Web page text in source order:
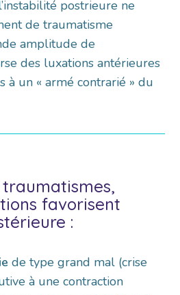
postrieure ne
de traumatisme
amplitude de
des luxations antérieures
à un « armé contrarié » du
favorisent
:
de type grand mal (crise
à une contraction